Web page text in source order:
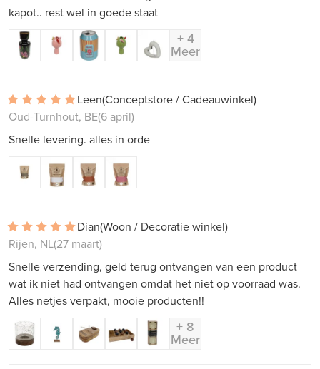
kapot.. rest wel in goede staat
+ 4
Meer
Leen(Conceptstore / Cadeauwinkel)
Oud-Turnhout, BE(6 april)
Snelle levering. alles in orde
Dian(Woon / Decoratie winkel)
Rijen, NL(27 maart)
Snelle verzending, geld terug ontvangen van een product
wat ik niet had ontvangen omdat het niet op voorraad was.
Alles netjes verpakt, mooie producten!!
+ 8
Meer